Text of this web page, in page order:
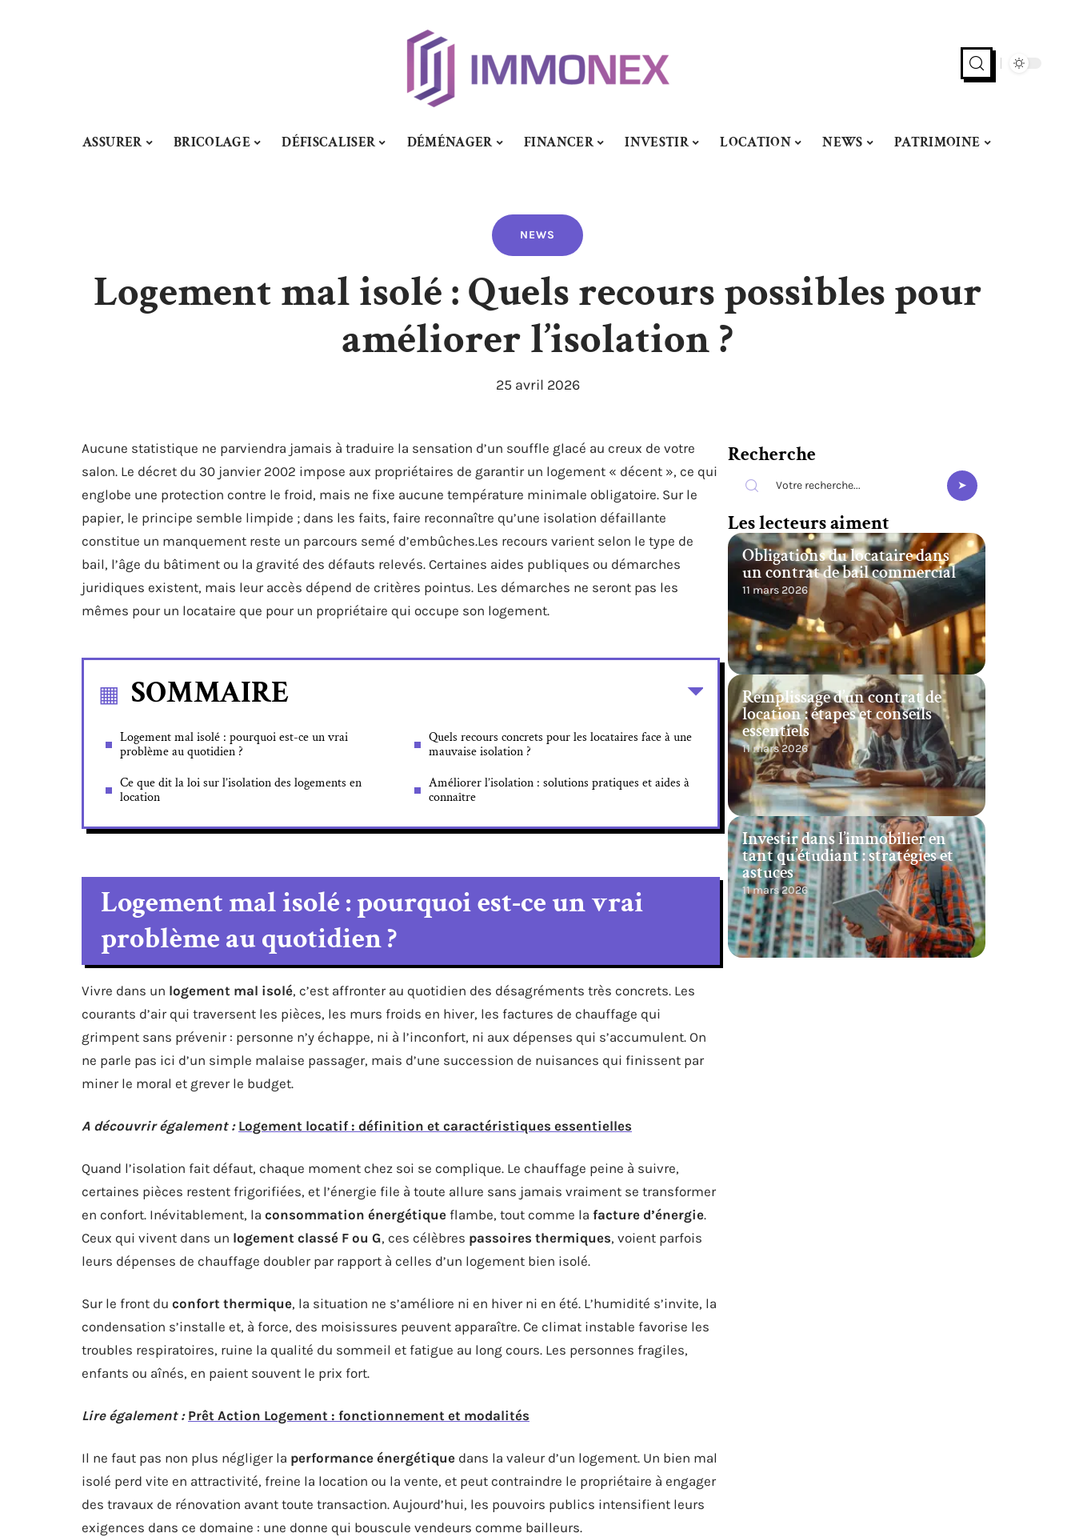
ASSURER BRICOLAGE DÉFISCALISER DÉMÉNAGER FINANCER INVESTIR LOCATION NEWS PATRIMOINE
NEWS
Logement mal isolé : Quels recours possibles pour
améliorer l’isolation ?
25 avril 2026
Aucune statistique ne parviendra jamais à traduire la sensation d’un souffle glacé au creux de votre
salon. Le décret du 30 janvier 2002 impose aux propriétaires de garantir un logement « décent », ce qui
englobe une protection contre le froid, mais ne fixe aucune température minimale obligatoire. Sur le
papier, le principe semble limpide ; dans les faits, faire reconnaître qu’une isolation défaillante
constitue un manquement reste un parcours semé d’embûches.Les recours varient selon le type de
bail, l’âge du bâtiment ou la gravité des défauts relevés. Certaines aides publiques ou démarches
juridiques existent, mais leur accès dépend de critères pointus. Les démarches ne seront pas les
mêmes pour un locataire que pour un propriétaire qui occupe son logement.
SOMMAIRE
Logement mal isolé : pourquoi est-ce un vrai
problème au quotidien ?
Ce que dit la loi sur l’isolation des logements en
location
Quels recours concrets pour les locataires face à une
mauvaise isolation ?
Améliorer l’isolation : solutions pratiques et aides à
connaître
Logement mal isolé : pourquoi est-ce un vrai
problème au quotidien ?
Vivre dans un logement mal isolé, c’est affronter au quotidien des désagréments très concrets. Les
courants d’air qui traversent les pièces, les murs froids en hiver, les factures de chauffage qui
grimpent sans prévenir : personne n’y échappe, ni à l’inconfort, ni aux dépenses qui s’accumulent. On
ne parle pas ici d’un simple malaise passager, mais d’une succession de nuisances qui finissent par
miner le moral et grever le budget.
A découvrir également : Logement locatif : définition et caractéristiques essentielles
Quand l’isolation fait défaut, chaque moment chez soi se complique. Le chauffage peine à suivre,
certaines pièces restent frigorifiées, et l’énergie file à toute allure sans jamais vraiment se transformer
en confort. Inévitablement, la consommation énergétique flambe, tout comme la facture d’énergie.
Ceux qui vivent dans un logement classé F ou G, ces célèbres passoires thermiques, voient parfois
leurs dépenses de chauffage doubler par rapport à celles d’un logement bien isolé.
Sur le front du confort thermique, la situation ne s’améliore ni en hiver ni en été. L’humidité s’invite, la
condensation s’installe et, à force, des moisissures peuvent apparaître. Ce climat instable favorise les
troubles respiratoires, ruine la qualité du sommeil et fatigue au long cours. Les personnes fragiles,
enfants ou aînés, en paient souvent le prix fort.
Lire également : Prêt Action Logement : fonctionnement et modalités
Il ne faut pas non plus négliger la performance énergétique dans la valeur d’un logement. Un bien mal
isolé perd vite en attractivité, freine la location ou la vente, et peut contraindre le propriétaire à engager
des travaux de rénovation avant toute transaction. Aujourd’hui, les pouvoirs publics intensifient leurs
exigences dans ce domaine : une donne qui bouscule vendeurs comme bailleurs.
Recherche
Les lecteurs aiment
Obligations du locataire dans
un contrat de bail commercial
11 mars 2026
Remplissage d’un contrat de
location : étapes et conseils
essentiels
11 mars 2026
Investir dans l’immobilier en
tant qu’étudiant : stratégies et
astuces
11 mars 2026